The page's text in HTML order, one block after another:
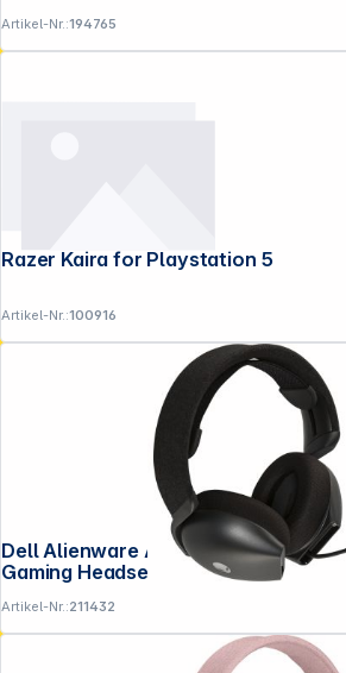
Artikel-Nr.:194765
Razer Kaira for Playstation 5
Artikel-Nr.:100916
Dell Alienware AW725H schwarz 3-Mode Wireless
Gaming Headset
Artikel-Nr.:211432